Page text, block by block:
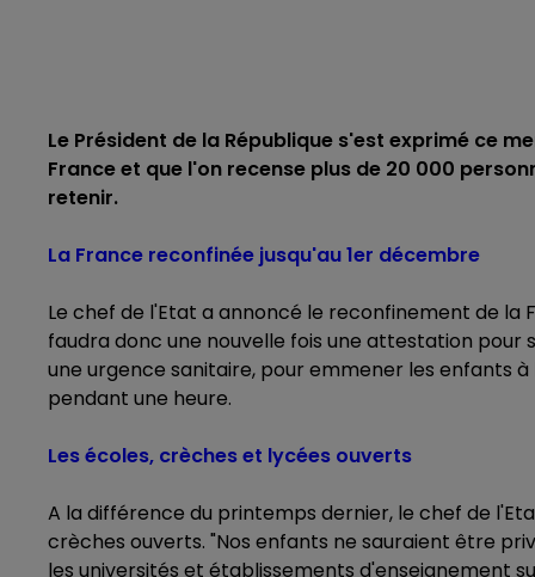
Le Président de la République s'est exprimé ce
France et que l'on recense plus de 20 000
retenir.
La France reconfinée jusqu'au 1er décembre
Le chef de l'Etat a annoncé le reconfinement de la
faudra donc une nouvelle fois une attestation pour
une urgence sanitaire, pour emmener les enfants
pendant une heure.
Les écoles, crèches et lycées ouverts
A la différence du printemps dernier, le chef de
crèches ouverts. "Nos enfants ne sauraient être
les universités et établissements d'enseignement